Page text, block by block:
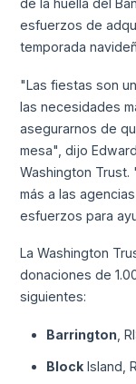
de la huella del
esfuerzos de
temporada
"Las fiestas son
las necesidades
asegurarnos de
mesa", dijo
Washington
más a las
esfuerzos para
La Washington
donaciones de
siguientes:
Barrington ,
BlockIsland,